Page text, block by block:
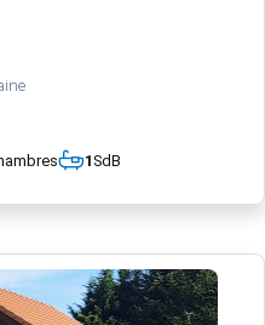
1SdB